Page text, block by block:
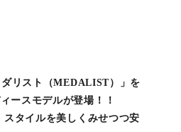
リスト（MEDALIST）」を
ースモデルが登場！！
タイルを美しくみせつつ安